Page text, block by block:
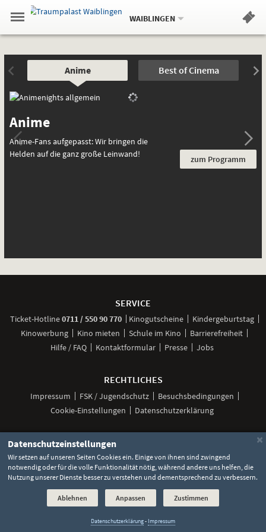
Springe
zum
,zum
.
Navigation
Gehe
zur
Standortauswahl
Standort:
WAIBLINGEN.
Hinweis
Spezial
Sondervorstellungen
und
spezielle
Interessen
Anime Best of Cinema
Anime
Anime-Fans aufgepasst: Wir bringen die
Helden auf die ganz große Leinwand!
zum Programm
SERVICE
Ticket-Hotline0711 / 550 90 770anrufen
Kinogutscheine
Kindergeburtstag
Kinowerbung
Kino mieten Schule im Kino
Barrierefreiheit
Hilfe / FAQ
Kontaktformular Presse Jobs
RECHTLICHES
Impressum FSK / Jugendschutz
Besuchsbedingungen
Cookie-Einstellungen
Datenschutzerklärung
Social
Media
Links
Unsere
Seite
bei
Facebook
Unsere
Seite
bei
Instagram
Unsere
Seite
bei
TikTok
Unser
Kanal
bei
YouTube
Unser
Kanal
bei
WhatsApp
©2026 Lochmann Filmtheaterbetriebe
×
Datenschutzeinstellungen
Wir setzen auf unseren Seiten Cookies ein. Einige von ihnen sind zwingend
notwendig oder für die volle Funktionalität nötig, während andere uns helfen, die
Nutzung unserer Dienste besser zu verstehen und dementsprechend zu verbessern.
Ablehnen Anpassen Zustimmen
Datenschutzerklärung- Impressum